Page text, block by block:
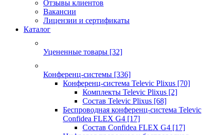
Отзывы клиентов
Вакансии
Лицензии и сертификаты
Каталог
Уцененные товары [32]
Конференц-системы [336]
Конференц-система Televic Plixus [70]
Комплекты Televic Plixus [2]
Состав Televic Plixus [68]
Беспроводная конференц-система Televic
Confidea FLEX G4 [17]
Состав Confidea FLEX G4 [17]